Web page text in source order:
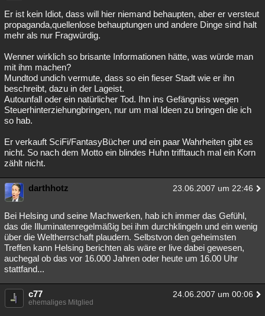
Er ist kein Idiot, dass will hier niemand behaupten, aber er versteut
propaganda,quellenlose behauptungen und andere Dinge sind halt
mehr als nur Fragwürdig.
Wenner wirklich so brisante Informationen hätte, was würde man
mit ihm machen?
Mundtod undich vermute, dass so ein fieser Stadt wie er ihn
beschreibt, dazu in der Lageist.
Autounfall oder ein natürlicher Tod. Ihn ins Gefängniss wegen
Steuerhinterziehungbringen, nur um mal Ideen zu bringen die ich
so hab.
Er verkauft SciFi/FantasyBücher und ein paar Wahrheiten gibt es
nicht. So nach dem Motto ein blindes Huhn trifftauch mal ein Korn
zählt nicht.
darthhotz 23.06.2007 um 22:46
Bei Helsing und seine Machwerken, hab ich immer das Gefühl,
das die Illuminatenregelmäßig bei ihm durchklingeln und ein wenig
über die Weltherrschaft plaudern. Selbstvon den geheimsten
Treffen kann Helsing berichten als wäre er live dabei gewesen,
auchegal ob das vor 16.000 Jahren oder heute um 16.00 Uhr
stattfand...
c77 24.06.2007 um 00:06
ehemaliges Mitglied